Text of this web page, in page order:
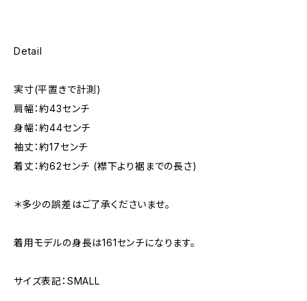
Detail
実寸(平置きで計測)
肩幅：約43センチ
身幅：約44センチ
袖丈：約17センチ
着丈：約62センチ (襟下より裾までの長さ)
＊多少の誤差はご了承くださいませ。
着用モデルの身長は161センチになります。
サイズ表記：SMALL